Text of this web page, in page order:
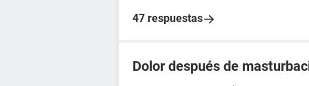
47 respuestas
Dolor después de